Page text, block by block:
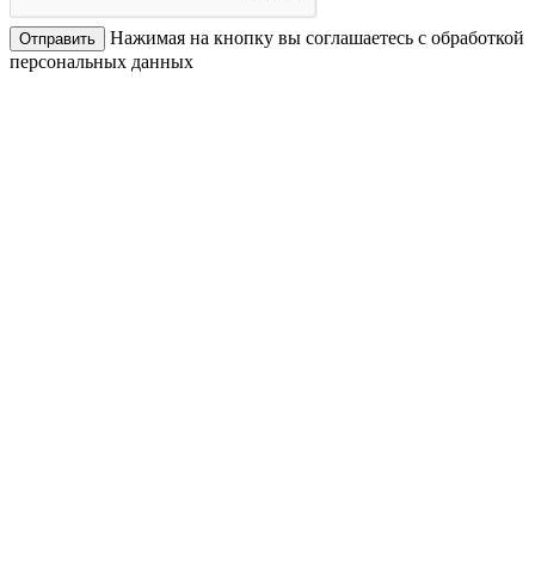
Отправить
Нажимая на кнопку вы соглашаетесь с обработкой
персональных данных